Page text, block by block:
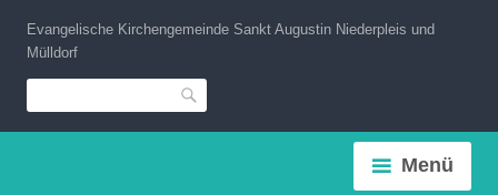
Inhalt
springen
Evangelische Kirchengemeinde Sankt Augustin Niederpleis und
Mülldorf
Suche
Menü